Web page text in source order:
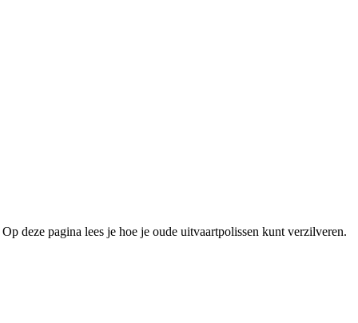
deze pagina lees je hoe je oude uitvaartpolissen kunt verzilveren.